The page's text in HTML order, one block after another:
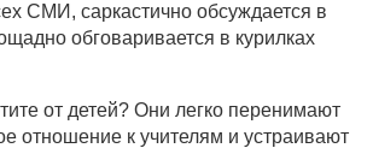
СМИ, саркастично обсуждается в
обговаривается в курилках
от детей? Они легко перенимают
отношение к учителям и устраивают